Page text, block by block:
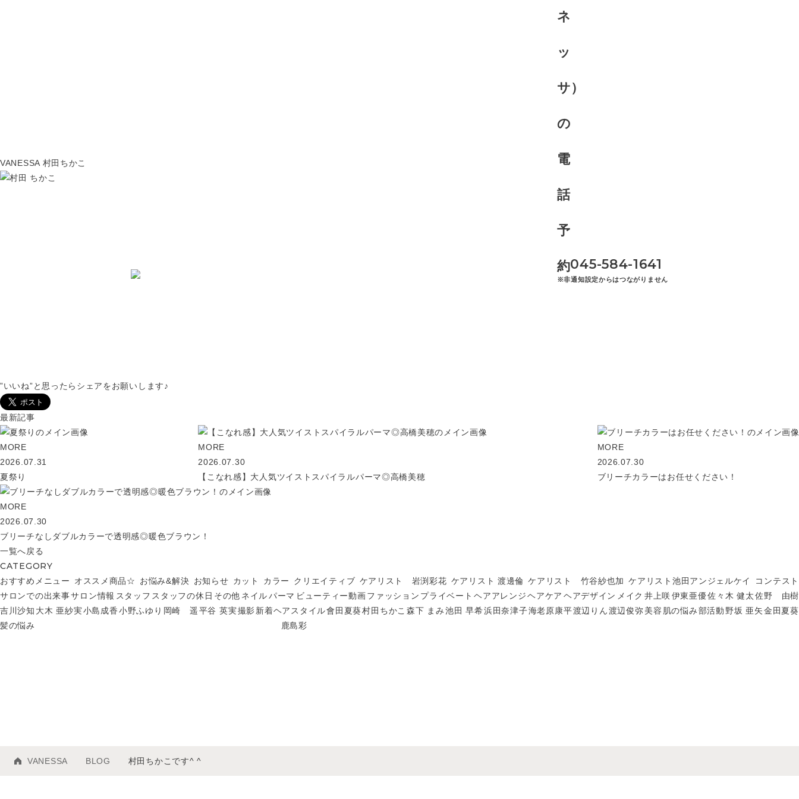
045-584-1641
※非通知設定からはつながりません
VANESSA 村田ちかこ
”いいね”と思ったらシェアをお願いします♪
最新記事
MORE
2026.07.31
夏祭り
MORE
2026.07.30
【こなれ感】大人気ツイストスパイラルパーマ◎高橋美穂
MORE
2026.07.30
ブリーチカラーはお任せください！
MORE
2026.07.30
ブリーチなしダブルカラーで透明感◎暖色ブラウン！
一覧へ戻る
CATEGORY
おすすめメニュー オススメ商品☆ お悩み&解決 お知らせ カット カラー クリエイティブ ケアリスト 岩渕彩花 ケアリスト 渡邊倫 ケアリスト 竹谷紗也加 ケアリスト池田アンジェルケイ
コンテスト
サロンでの出来事サロン情報 スタッフ スタッフの休日 その他 ネイルパーマ ビューティー動画ファッション プライベート ヘアアレンジ ヘアケア ヘアデザイン メイク 井上咲伊東亜優佐々木 健太 佐野 由樹
吉川沙知 大木 亜紗実小島成香小野ふゆり 岡崎 遥平谷 英実撮影新着ヘアスタイル會田夏葵村田ちかこ 森下 まみ池田 早希浜田奈津子海老原康平渡辺りん渡辺俊弥美容 肌の悩み部活動 野坂 亜矢金田夏葵
髪の悩み
鹿島彩
VANESSA BLOG 村田ちかこです^ ^